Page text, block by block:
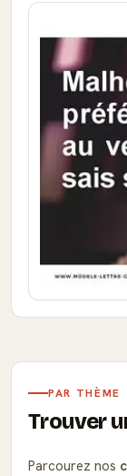
PAR THÈME
Trouver
Parcourez nos